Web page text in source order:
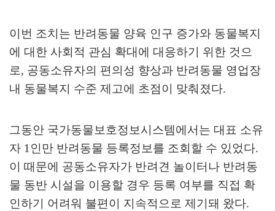
이번 조치는 반려동물 양육 인구 증가와 동물복지
에 대한 사회적 관심 확대에 대응하기 위한 것으
로, 공동소유자의 편의성 향상과 반려동물 영업장
내 동물복지 수준 제고에 초점이 맞춰졌다.
그동안 국가동물보호정보시스템에서는 대표 소유
자 1인만 반려동물 등록정보를 조회할 수 있었다.
이 때문에 공동소유자가 반려견 놀이터나 반려동
물 동반 시설을 이용할 경우 등록 여부를 직접 확
인하기 어려워 불편이 지속적으로 제기돼 왔다.